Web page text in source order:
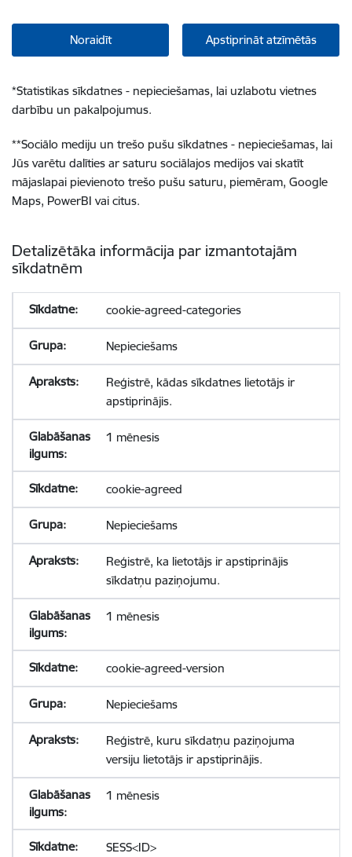
Noraidīt Apstiprināt atzīmētās
*Statistikas sīkdatnes - nepieciešamas, lai uzlabotu vietnes
darbību un pakalpojumus.
**Sociālo mediju un trešo pušu sīkdatnes - nepieciešamas, lai
Jūs varētu dalīties ar saturu sociālajos medijos vai skatīt
mājaslapai pievienoto trešo pušu saturu, piemēram, Google
Maps, PowerBI vai citus.
Detalizētāka informācija par izmantotajām
sīkdatnēm
cookie-agreed-categories
Nepieciešams
Reģistrē, kādas sīkdatnes lietotājs ir
apstiprinājis.
1 mēnesis
cookie-agreed
Nepieciešams
Reģistrē, ka lietotājs ir apstiprinājis
sīkdatņu paziņojumu.
1 mēnesis
cookie-agreed-version
Nepieciešams
Reģistrē, kuru sīkdatņu paziņojuma
versiju lietotājs ir apstiprinājis.
1 mēnesis
SESS<ID>